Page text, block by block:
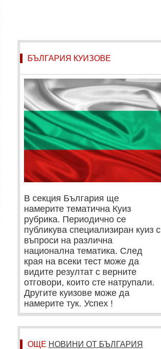
БЪЛГАРИЯ КУИЗОВЕ
В секция България ще
намерите тематична Куиз
рубрика. Периодично се
публикува специализиран куиз с
въпроси на различна
национална тематика. След
края на всеки тест може да
видите резултат с верните
отговори, които сте натрупали.
Другите куизове може да
намерите тук. Успех !
ОЩЕ НОВИНИ ОТ БЪЛГАРИЯ